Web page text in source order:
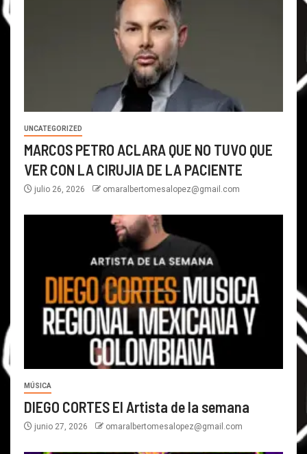
UNCATEGORIZED
MARCOS PETRO ACLARA QUE NO TUVO QUE
VER CON LA CIRUJIA DE LA PACIENTE
julio 26, 2026 omaralbertomesalopez@gmail.com
MÚSICA
DIEGO CORTES El Artista de la semana
junio 27, 2026 omaralbertomesalopez@gmail.com